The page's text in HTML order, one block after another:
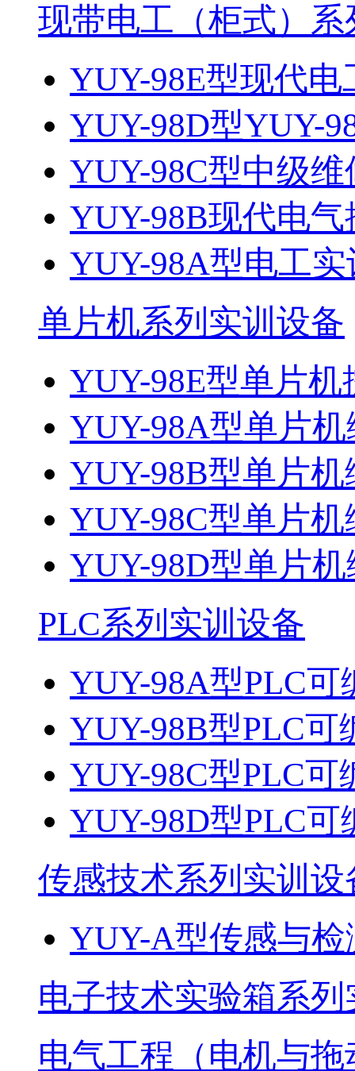
现带电工（柜式）
YUY-98E型现代
YUY-98D型YUY-
YUY-98C型中级
YUY-98B现代电
YUY-98A型电工
单片机系列实训设备
YUY-98E型单片
YUY-98A型单片
YUY-98B型单片
YUY-98C型单片
YUY-98D型单片
PLC系列实训设备
YUY-98A型PLC
YUY-98B型PLC
YUY-98C型PLC
YUY-98D型PLC
传感技术系列实训设
YUY-A型传感与
电子技术实验箱系
电气工程（电机与